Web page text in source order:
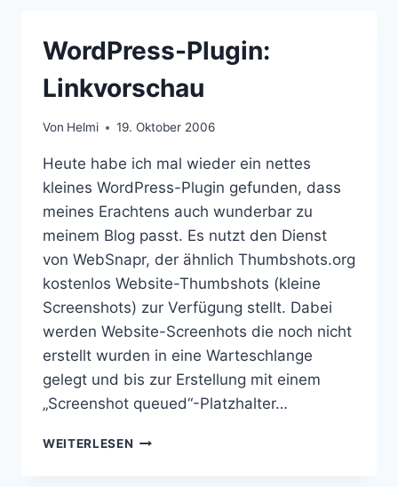
WordPress-Plugin:
Linkvorschau
Von Helmi 19. Oktober 2006
Heute habe ich mal wieder ein nettes
kleines WordPress-Plugin gefunden, dass
meines Erachtens auch wunderbar zu
meinem Blog passt. Es nutzt den Dienst
von WebSnapr, der ähnlich Thumbshots.org
kostenlos Website-Thumbshots (kleine
Screenshots) zur Verfügung stellt. Dabei
werden Website-Screenhots die noch nicht
erstellt wurden in eine Warteschlange
gelegt und bis zur Erstellung mit einem
„Screenshot queued“-Platzhalter…
WEITERLESEN WORDPRESS-